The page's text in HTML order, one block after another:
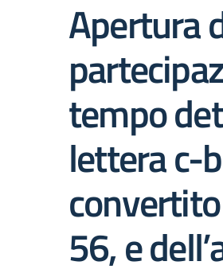
Apertura
tempo
lettera c-
56, e